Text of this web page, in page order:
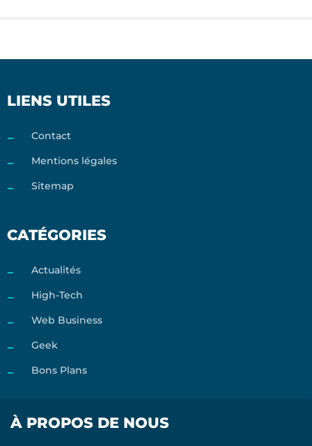
LIENS UTILES
Contact
Mentions légales
Sitemap
CATÉGORIES
Actualités
High-Tech
Web Business
Geek
Bons Plans
À PROPOS DE NOUS